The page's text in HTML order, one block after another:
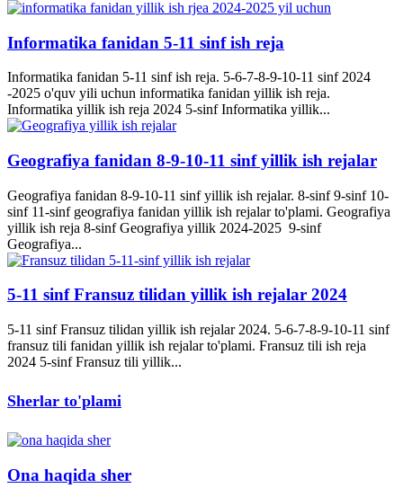
Informatika fanidan 5-11 sinf ish reja
Informatika fanidan 5-11 sinf ish reja. 5-6-7-8-9-10-11 sinf 2024
-2025 o'quv yili uchun informatika fanidan yillik ish reja.
Informatika yillik ish reja 2024 5-sinf Informatika yillik...
Geografiya fanidan 8-9-10-11 sinf yillik ish rejalar
Geografiya fanidan 8-9-10-11 sinf yillik ish rejalar. 8-sinf 9-sinf 10-
sinf 11-sinf geografiya fanidan yillik ish rejalar to'plami. Geografiya
yillik ish reja 8-sinf Geografiya yillik 2024-2025 9-sinf
Geografiya...
5-11 sinf Fransuz tilidan yillik ish rejalar 2024
5-11 sinf Fransuz tilidan yillik ish rejalar 2024. 5-6-7-8-9-10-11 sinf
fransuz tili fanidan yillik ish rejalar to'plami. Fransuz tili ish reja
2024 5-sinf Fransuz tili yillik...
Sherlar to'plami
Ona haqida sher